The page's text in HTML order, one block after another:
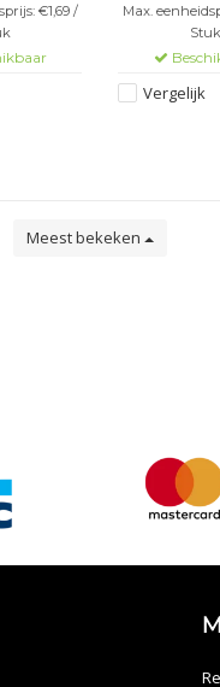
€1,69 /
Max.
Stuk
Vergelijk
Meest bekeken